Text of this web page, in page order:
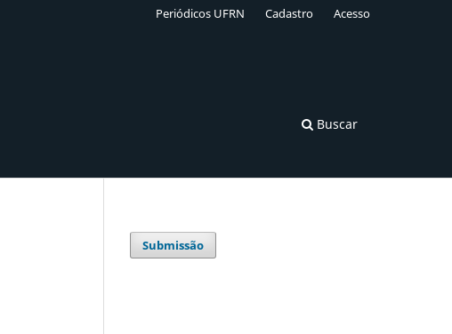
Buscar
Periódicos UFRN Cadastro Acesso
Submissão